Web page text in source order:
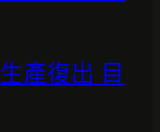
產復出 目